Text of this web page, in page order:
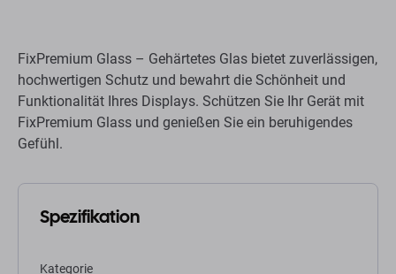
FixPremium Glass – Gehärtetes Glas bietet zuverlässigen,
hochwertigen Schutz und bewahrt die Schönheit und
Funktionalität Ihres Displays. Schützen Sie Ihr Gerät mit
FixPremium Glass und genießen Sie ein beruhigendes
Gefühl.
Spezifikation
Kategorie